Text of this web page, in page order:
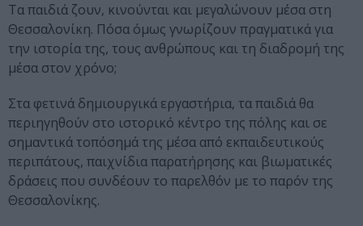
Τα παιδιά ζουν, κινούνται και μεγαλώνουν μέσα στη
Θεσσαλονίκη. Πόσα όμως γνωρίζουν πραγματικά για
την ιστορία της, τους ανθρώπους και τη διαδρομή της
μέσα στον χρόνο;
Στα φετινά δημιουργικά εργαστήρια, τα παιδιά θα
περιηγηθούν στο ιστορικό κέντρο της πόλης και σε
σημαντικά τοπόσημά της μέσα από εκπαιδευτικούς
περιπάτους, παιχνίδια παρατήρησης και βιωματικές
δράσεις που συνδέουν το παρελθόν με το παρόν της
Θεσσαλονίκης.